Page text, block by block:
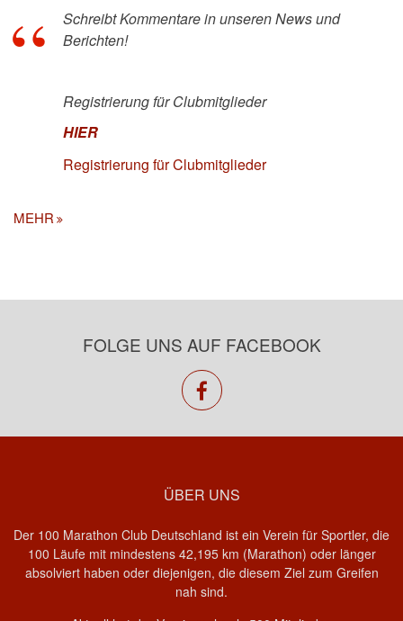
Schreibt Kommentare in unseren News und
Berichten!
Registrierung für Clubmitglieder
HIER
Registrierung für Clubmitglieder
MEHR
FOLGE UNS AUF FACEBOOK
facebook
ÜBER UNS
Der 100 Marathon Club Deutschland ist ein Verein für Sportler, die
100 Läufe mit mindestens 42,195 km (Marathon) oder länger
absolviert haben oder diejenigen, die diesem Ziel zum Greifen
nah sind.